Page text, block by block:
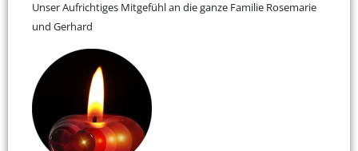
Unser Aufrichtiges Mitgefühl an die ganze Familie Rosemarie
und Gerhard